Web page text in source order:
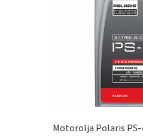
Motorolja Polaris